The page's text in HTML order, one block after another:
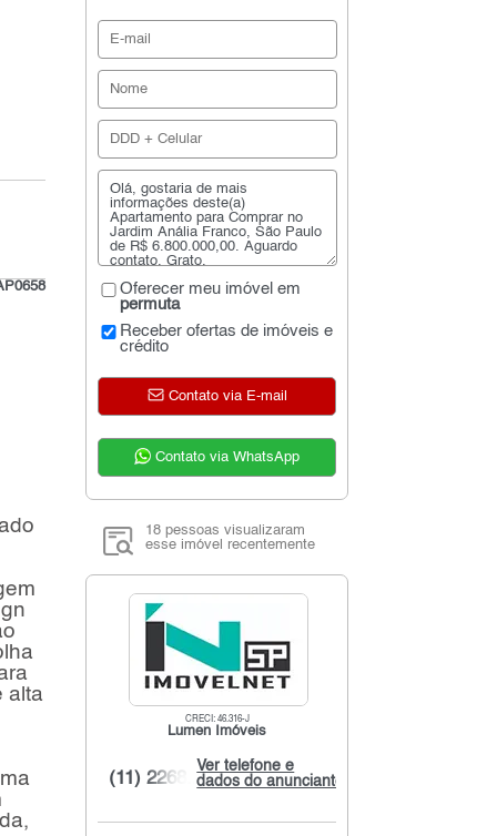
alta
Oferecer meu imóvel em
permuta
Receber ofertas de imóveis e
crédito
Contato via E-mail
Contato via WhatsApp
18 pessoas visualizaram
esse imóvel recentemente
CRECI: 46.316-J
Lumen Imóveis
Ver telefone e
dados do anunciante
(11) 2268...